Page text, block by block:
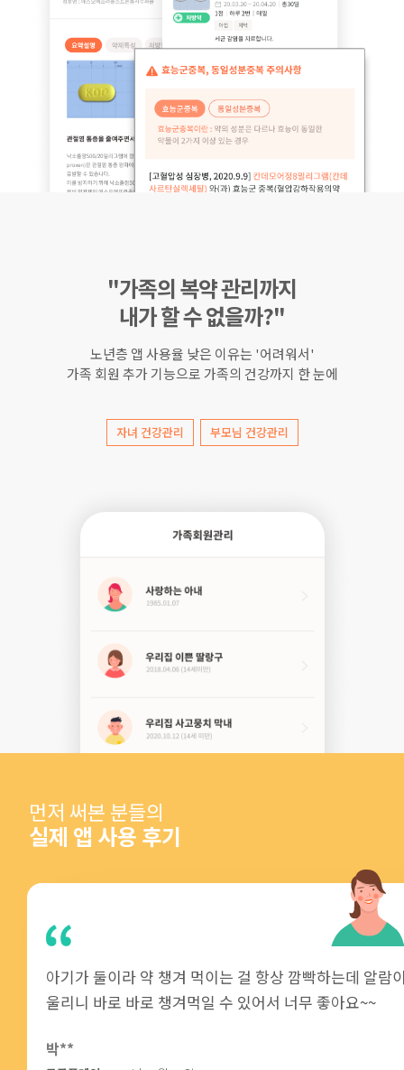
"가족의 복약 관리까지
내가 할 수 없을까?"
노년층 앱 사용율 낮은 이유는 '어려워서'
가족 회원 추가 기능으로 가족의 건강까지 한 눈에
자녀 건강관리 부모님 건강관리
먼저 써본 분들의
실제 앱 사용 후기
아기가 둘이라 약 챙겨 먹이는 걸 항상 깜빡하는데 알람
울리니 바로 바로 챙겨먹일 수 있어서 너무 좋아요~~
박**